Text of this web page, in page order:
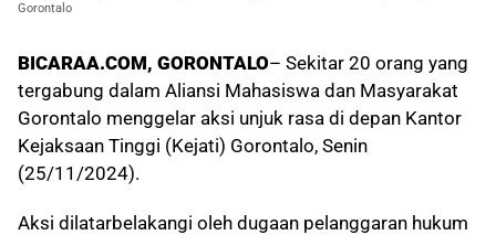
Gorontalo
BICARAA.COM, GORONTALO– Sekitar 20 orang yang
tergabung dalam Aliansi Mahasiswa dan Masyarakat
Gorontalo menggelar aksi unjuk rasa di depan Kantor
Kejaksaan Tinggi (Kejati) Gorontalo, Senin
(25/11/2024).
Aksi dilatarbelakangi oleh dugaan pelanggaran hukum